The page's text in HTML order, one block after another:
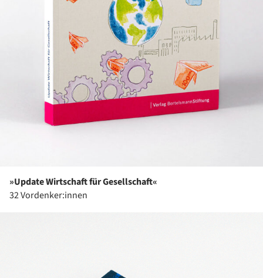
»Update Wirtschaft für Gesellschaft«
32 Vordenker:innen